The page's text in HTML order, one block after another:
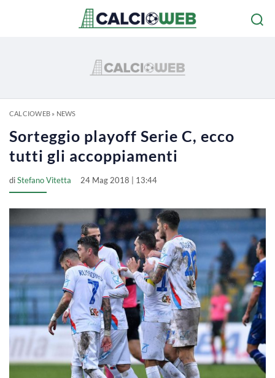
CALCIOWEB» NEWS
Sorteggio playoff Serie C, ecco
tutti gli accoppiamenti
diStefano Vitetta 24 Mag 2018 | 13:44